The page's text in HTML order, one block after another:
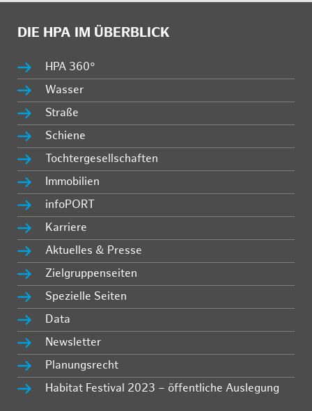
DIE HPA IM ÜBERBLICK
HPA 360°
Wasser
Straße
Schiene
Tochtergesellschaften
Immobilien
infoPORT
Karriere
Aktuelles & Presse
Zielgruppenseiten
Spezielle Seiten
Data
Newsletter
Planungsrecht
Habitat Festival 2023 – öffentliche Auslegung